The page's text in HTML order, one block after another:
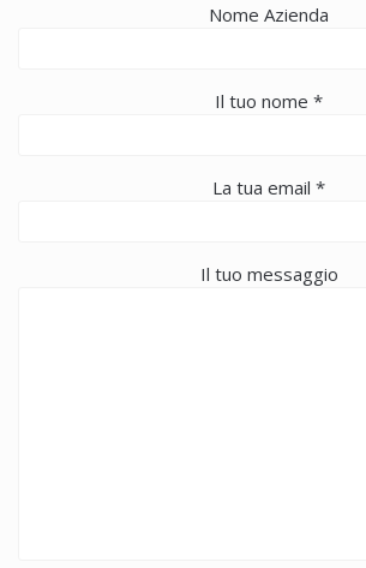
Nome Azienda
Il tuo nome *
La tua email *
Il tuo messaggio